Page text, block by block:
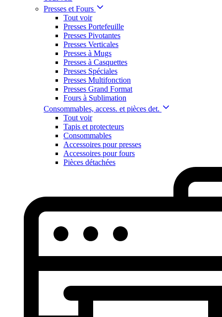
Presses et Fours
Tout voir
Presses Portefeuille
Presses Pivotantes
Presses Verticales
Presses à Mugs
Presses à Casquettes
Presses Spéciales
Presses Multifonction
Presses Grand Format
Fours à Sublimation
Consommables, access. et pièces det.
Tout voir
Tapis et protecteurs
Consommables
Accessoires pour presses
Accessoires pour fours
Pièces détachées